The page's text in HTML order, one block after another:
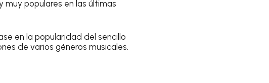
populares en las últimas
en la popularidad del sencillo
de varios géneros musicales.